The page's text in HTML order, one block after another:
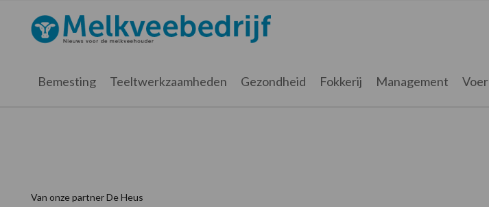
hoofdnavigatie
hoofd
eerste
voettekst
Melkveebedrijf.nl
Bemesting Teeltwerkzaamheden Gezondheid Fokkerij Management Voer
Van onze partner De Heus